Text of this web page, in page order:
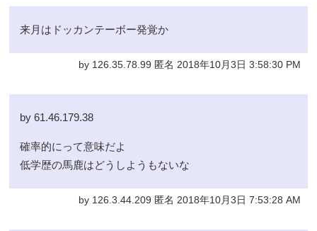
来月はドッカンテーボー発覚か
by 126.35.78.99 匿名 2018年10月3日 3:58:30 PM
by 61.46.179.38
確率的にって意味だよ
低学歴の馬鹿はどうしようもないな
by 126.3.44.209 匿名 2018年10月3日 7:53:28 AM